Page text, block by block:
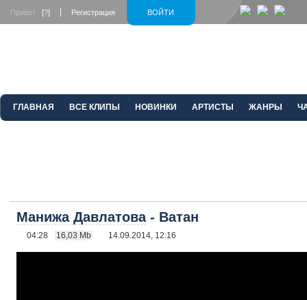
ВОЙТИ
Привет [?] Регистрация
ГЛАВНАЯ ВСЕ КЛИПЫ НОВИНКИ АРТИСТЫ ЖАНРЫ
Манижа Давлатова- Ватан
04:28 16,03 Mb 14.09.2014, 12:16